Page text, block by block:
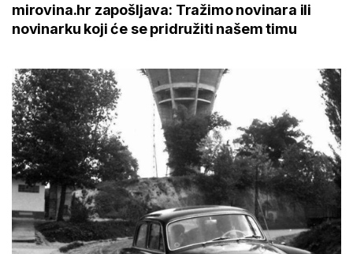
mirovina.hr zapošljava: Tražimo novinara ili
novinarku koji će se pridružiti našem timu